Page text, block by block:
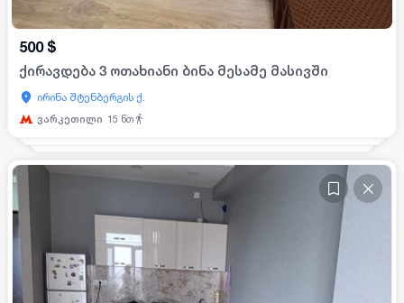
500 $
ქირავდება 3 ოთახიანი ბინა მესამე მასივში
ირინა შტენბერგის ქ.
ვარკეთილი 15 წთ